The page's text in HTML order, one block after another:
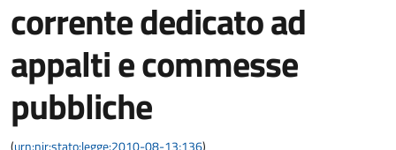
corrente dedicato ad
appalti e commesse
pubbliche
(urn:nir:stato:legge:2010-08-13;136)